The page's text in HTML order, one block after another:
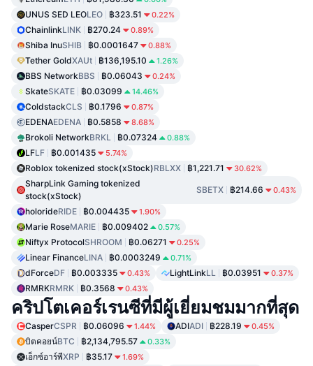
UNUS SED LEOLEO ฿323.51 0.22%
ChainlinkLINK ฿270.24 0.89%
Shiba InuSHIB ฿0.0001647 0.88%
Tether GoldXAUt ฿136,195.10 1.26%
BBS NetworkBBS ฿0.06043 0.24%
SkateSKATE ฿0.03099 14.46%
ColdstackCLS ฿0.1796 0.87%
EDENAEDENA ฿0.5858 8.68%
Brokoli NetworkBRKL ฿0.07324 0.88%
LFLF ฿0.001435 5.74%
Roblox tokenized stock(xStock)RBLXX ฿1,221.71 30.62%
SharpLink Gaming tokenized
stock(xStock)
SBETX ฿214.66 0.43%
holorideRIDE ฿0.004435 1.90%
Marie RoseMARIE ฿0.009402 0.57%
Niftyx ProtocolSHROOM ฿0.06271 0.25%
Linear FinanceLINA ฿0.0003249 0.71%
dForceDF ฿0.003335 0.43% LightLinkLL ฿0.03951 0.37%
RMRKRMRK ฿0.3568 0.43%
คริปโตเคอร์เรนซีที่มีผู้เยี่ยมชมมากที่สุด
CasperCSPR ฿0.06096 1.44% ADIADI ฿228.19 0.45%
บิตคอยน์BTC ฿2,134,795.57 0.33%
เอ็กซ์อาร์พีXRP ฿35.17 1.69%